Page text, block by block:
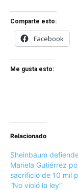
Comparte esto:
Facebook
Me gusta esto:
Relacionado
Sheinbaum
Mariela Gutiérrez
sacrificio de 10 mil
“No violó la ley”